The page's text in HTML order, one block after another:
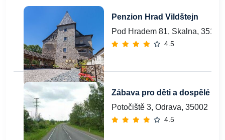
Penzion Hrad Vildštejn
Pod Hradem 81, Skalna, 35134
4.5
Zábava pro děti a dospělé
Potočiště 3, Odrava, 35002
4.5